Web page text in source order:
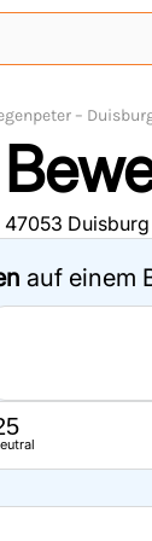
–
Duisburg
auf einem